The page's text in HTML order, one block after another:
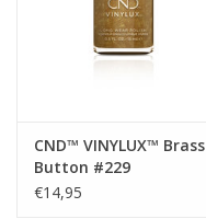
CND™ VINYLUX™ Brass
Button #229
€14,95